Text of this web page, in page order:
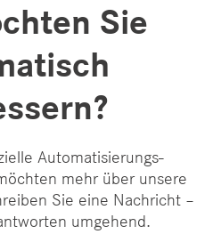
Sie
Automatisierungs-
mehr über unsere
Sie eine Nachricht –
umgehend.